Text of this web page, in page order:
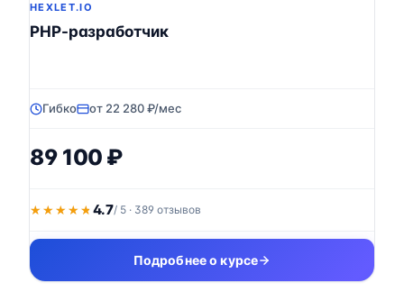
HEXLET.IO
PHP-разработчик
Гибко от 22 280 ₽/мес
89 100 ₽
★★★★★
★★★★★ 4.7/ 5 · 389 отзывов
Подробнее о курсе